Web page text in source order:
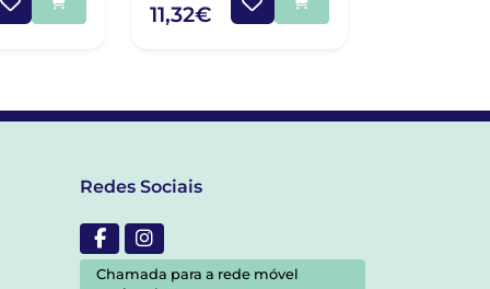
11,32€
Redes Sociais
Chamada para a rede móvel